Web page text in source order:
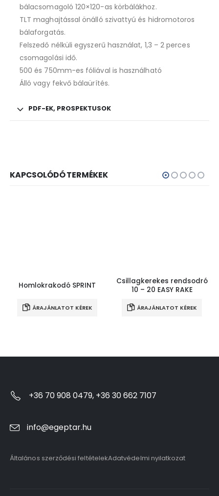
bálacsomagoló 120×120-as körbálákhoz.
TLT maghajtással önálló szivattyú és hidromotoros
bálaforgatás.
Felszedő nélküli egyszerű használat, 1,3 – 2 perces
csomagolási idő.
500 és 750mm-es fóliával is használható
Álló vagy fekvő bálaürítés.
PDF-EK, PROSPEKTUSOK
KAPCSOLÓDÓ TERMÉKEK
Homlokrakodó SPRINT
ÁRAJÁNLATOT KÉREK
Csillagkerekes rendsodró
10 – 20 EASY RAKE
ÁRAJÁNLATOT KÉREK
+36 70 908 0479, +36 30 662 7107
info@egeptar.hu
Általános szerződési feltételekAdatvédelmi nyilatkozat